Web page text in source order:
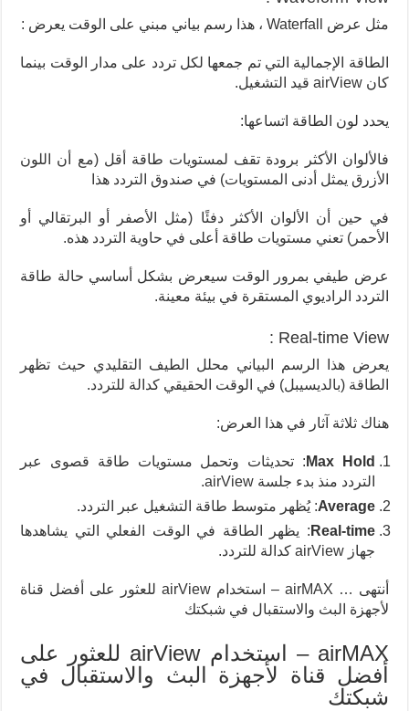
مثل عرض Waterfall ، هذا رسم بياني مبني على الوقت يعرض :
الطاقة الإجمالية التي تم جمعها لكل تردد على مدار الوقت بينما
كان airView قيد التشغيل.
يحدد لون الطاقة اتساعها:
فالألوان الأكثر برودة تقف لمستويات طاقة أقل (مع أن اللون
الأزرق يمثل أدنى المستويات) في صندوق التردد هذا
في حين أن الألوان الأكثر دفئًا (مثل الأصفر أو البرتقالي أو
الأحمر) تعني مستويات طاقة أعلى في حاوية التردد هذه.
عرض طيفي بمرور الوقت سيعرض بشكل أساسي حالة طاقة
التردد الراديوي المستقرة في بيئة معينة.
Real-time View :
يعرض هذا الرسم البياني محلل الطيف التقليدي حيث تظهر
الطاقة (بالديسيبل) في الوقت الحقيقي كدالة للتردد.
هناك ثلاثة آثار في هذا العرض:
Max Hold : تحديثات وتحمل مستويات طاقة قصوى عبر
التردد منذ بدء جلسة airView.
Average: يُظهر متوسط طاقة التشغيل عبر التردد.
Real-time : يظهر الطاقة في الوقت الفعلي التي يشاهدها
جهاز airView كدالة للتردد.
أنتهى … airMAX – استخدام airView للعثور على أفضل قناة
لأجهزة البث والاستقبال في شبكتك
airMAX – استخدام airView للعثور على
أفضل قناة لأجهزة البث والاستقبال في
شبكتك